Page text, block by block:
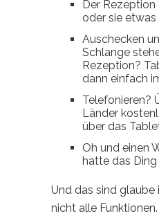
Der
oder sie
Auschecken
Schlange
Rezeption?
dann einfach
Telefonieren?
Länder
über das
Oh und einen
hatte das Ding
Und das sind glaube
nicht alle